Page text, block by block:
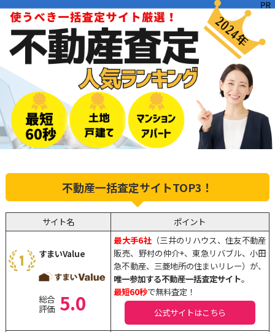
不動産一括査定サイトTOP3！
サイト名 ポイント
すまいValue
総合
評価 5.0
最大手6社 （三井のリハウス、住友不動産
販売、野村の仲介+、東急リバブル、小田
急不動産、三菱地所の住まいリレー）が、
唯一参加する不動産一括査定サイト。
最短60秒で無料査定！
公式サイトはこちら